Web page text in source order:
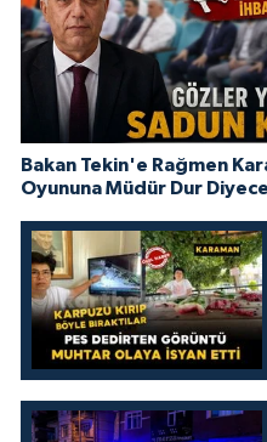
Bakan Tekin'e Rağmen
Oyununa Müdür Dur